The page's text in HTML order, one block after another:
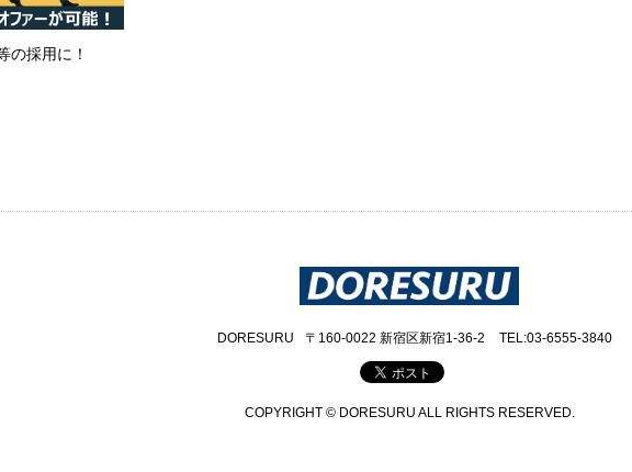
の採用に！
DORESURU 〒160-0022 新宿区新宿1-36-2 TEL:03-6555-3840
COPYRIGHT © DORESURU ALL RIGHTS RESERVED.